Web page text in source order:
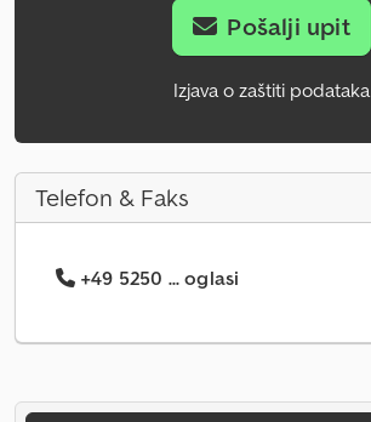
Pošalji upit
Izjava o zaštiti podataka
Telefon & Faks
+49 5250 ... oglasi